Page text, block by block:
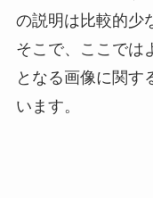
の説明は比較的少
そこで、ここでは
となる画像に関す
います。